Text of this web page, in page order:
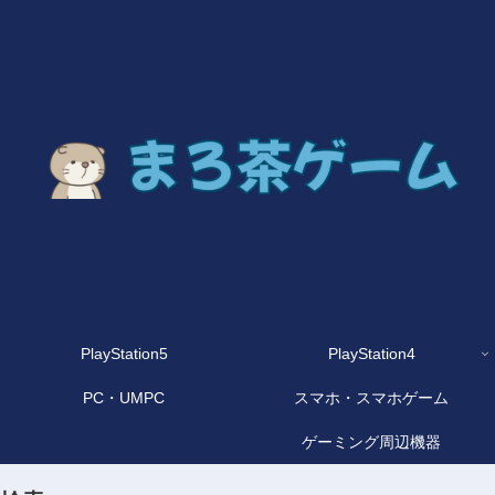
PlayStation5 PlayStation4
PC・UMPC スマホ・スマホゲーム
ゲーミング周辺機器